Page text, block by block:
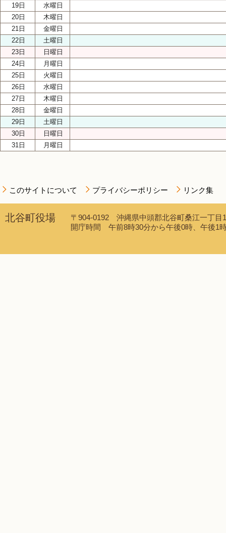
19日
水曜日
20日
木曜日
21日
金曜日
22日
土曜日
23日
日曜日
24日
月曜日
25日
火曜日
26日
水曜日
27日
木曜日
28日
金曜日
29日
土曜日
30日
日曜日
31日
月曜日
このサイトについて プライバシーポリシー リンク集
北谷町役場
〒904-0192 沖縄県中頭郡北谷町桑江一丁
開庁時間 午前8時30分から午後0時、午後1